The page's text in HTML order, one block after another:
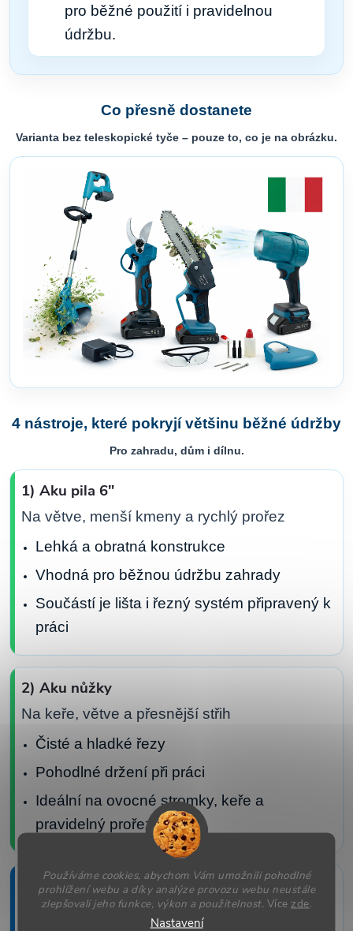
Používáme cookies, abychom Vám umožnili pohodlné
prohlížení webu a díky analýze provozu webu neustále
zlepšovali jeho funkce, výkon a použitelnost. Více zde.
Nastavení
pro běžné použití i pravidelnou
údržbu.
Co přesně dostanete
Varianta bez teleskopické tyče – pouze to, co je na obrázku.
4 nástroje, které pokryjí většinu běžné údržby
Pro zahradu, dům i dílnu.
1) Aku pila 6"
Na větve, menší kmeny a rychlý prořez
Lehká a obratná konstrukce
Vhodná pro běžnou údržbu zahrady
Součástí je lišta i řezný systém připravený k
práci
2) Aku nůžky
Na keře, větve a přesnější střih
Čisté a hladké řezy
Pohodlné držení při práci
Ideální na ovocné stromky, keře a
pravidelný prořez
3) Aku sekačka / křovinořez
Na trávu a hůře dostupná místa